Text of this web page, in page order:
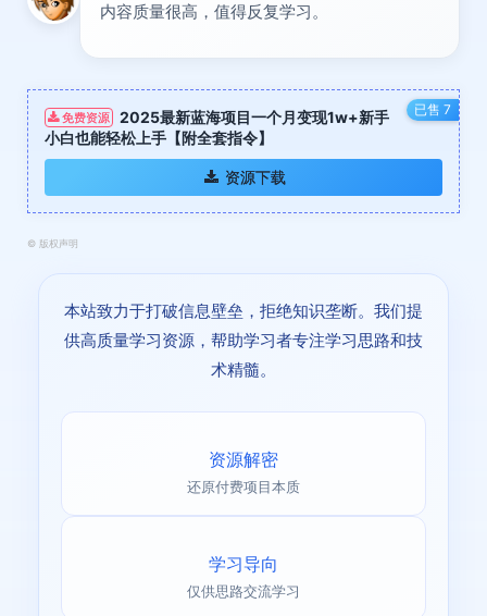
内容质量很高，值得反复学习。
已售 7
免费资源
2025最新蓝海项目一个月变现1w+新手
小白也能轻松上手【附全套指令】
资源下载
© 版权声明
本站致力于打破信息壁垒，拒绝知识垄断。我们提
供高质量学习资源，帮助学习者专注学习思路和技
术精髓。
资源解密
还原付费项目本质
学习导向
仅供思路交流学习